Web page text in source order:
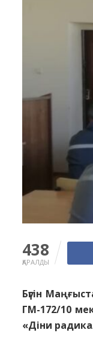
438
ҚАРАЛДЫ
Бүгін
ГМ-172/10
«Діни